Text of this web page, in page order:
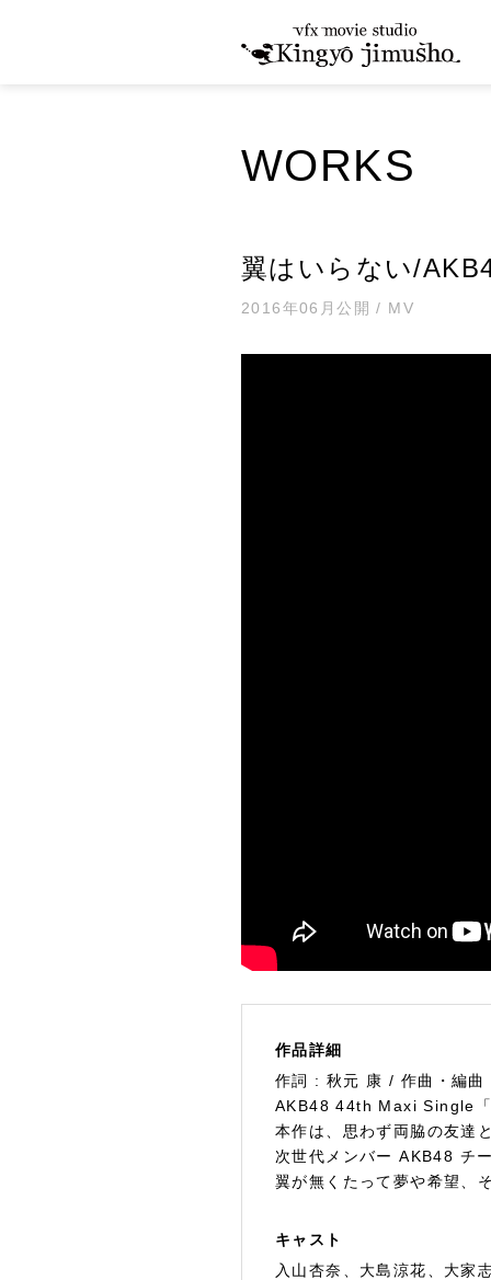
WORKS
翼はいらない/
2016年06月公開 / MV
作品詳細
作詞 : 秋元 康 / 作曲・編曲
AKB48 44th Maxi Single「
本作は、思わず両脇の友達
次世代メンバー AKB48 チ
翼が無くたって夢や希望、
キャスト
入山杏奈、大島涼花、大家